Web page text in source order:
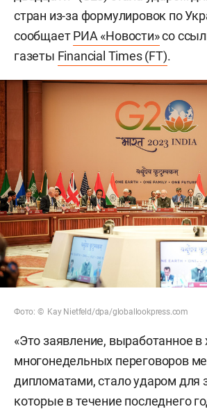
стран из-за формулировок по
сообщаетРИА «Новости»со
газеты Financial Times (FT).
Фото: © Kay Nietfeld/dpa/globallookpress.com
«Это заявление, выработанное в
многонедельных переговоров
дипломатами, стало ударом для
которые в течение последнего